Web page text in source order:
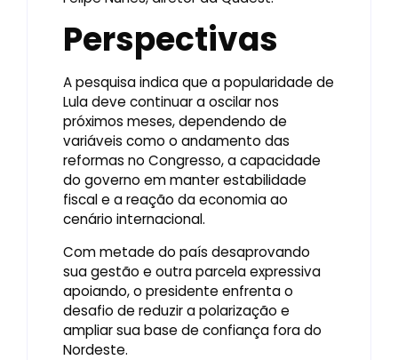
Perspectivas
A pesquisa indica que a popularidade de
Lula deve continuar a oscilar nos
próximos meses, dependendo de
variáveis como o andamento das
reformas no Congresso, a capacidade
do governo em manter estabilidade
fiscal e a reação da economia ao
cenário internacional.
Com metade do país desaprovando
sua gestão e outra parcela expressiva
apoiando, o presidente enfrenta o
desafio de reduzir a polarização e
ampliar sua base de confiança fora do
Nordeste.